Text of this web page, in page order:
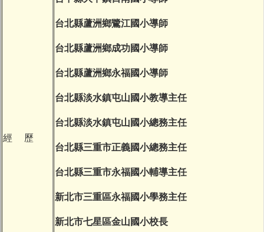
經 歷
台北縣蘆洲鄉鷺江國小導師
台北縣蘆洲鄉成功國小導師
台北縣蘆洲鄉永福國小導師
台北縣淡水鎮屯山國小教導主任
台北縣淡水鎮屯山國小總務主任
台北縣三重市正義國小總務主任
台北縣三重市永福國小輔導主任
新北市三重區永福國小學務主任
新北市七星區金山國小校長